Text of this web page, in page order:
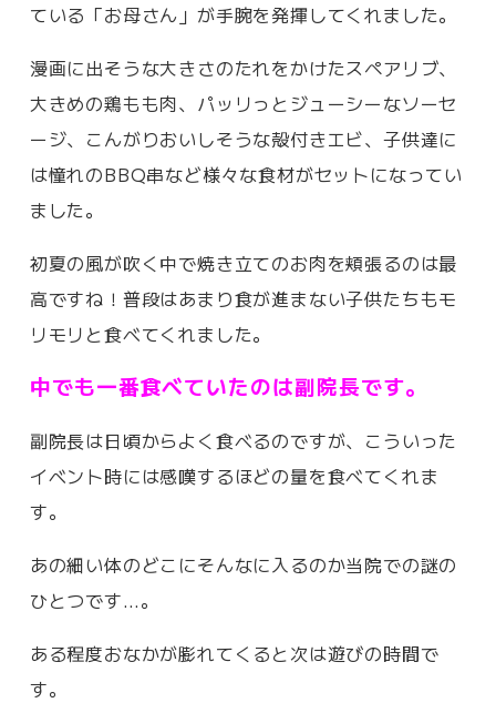
ている「お母さん」が手腕を発揮してくれました。
漫画に出そうな大きさのたれをかけたスペアリブ、
大きめの鶏もも肉、パッリっとジューシーなソーセ
ージ、こんがりおいしそうな殻付きエビ、子供達に
は憧れのBBQ串など様々な食材がセットになってい
ました。
初夏の風が吹く中で焼き立てのお肉を頬張るのは最
高ですね！普段はあまり食が進まない子供たちもモ
リモリと食べてくれました。
中でも一番食べていたのは副院長です。
副院長は日頃からよく食べるのですが、こういった
イベント時には感嘆するほどの量を食べてくれま
す。
あの細い体のどこにそんなに入るのか当院での謎の
ひとつです…。
ある程度おなかが膨れてくると次は遊びの時間で
す。